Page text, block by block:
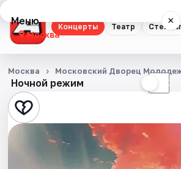
Концерты Театр
Меню ×
Москва
Концерты
Театр
Стендап
Ночной режим ☾
Москва Московский Дворец